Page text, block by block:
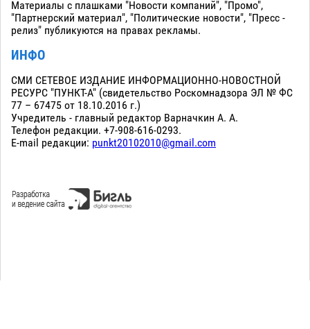
Материалы с плашками "Новости компаний", "Промо",
"Партнерский материал", "Политические новости", "Пресс -
релиз" публикуются на правах рекламы.
ИНФО
СМИ СЕТЕВОЕ ИЗДАНИЕ ИНФОРМАЦИОННО-НОВОСТНОЙ
РЕСУРС "ПУНКТ-А" (свидетельство Роскомнадзора ЭЛ № ФС
77 – 67475 от 18.10.2016 г.)
Учредитель - главный редактор Варначкин А. А.
Телефон редакции. +7-908-616-0293.
E-mail редакции: punkt20102010@gmail.com